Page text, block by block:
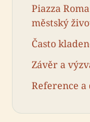
Piazza
městský
Často
Závěr a
Reference a